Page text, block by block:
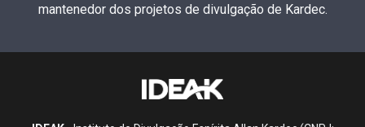
mantenedor dos projetos de divulgação de Kardec.